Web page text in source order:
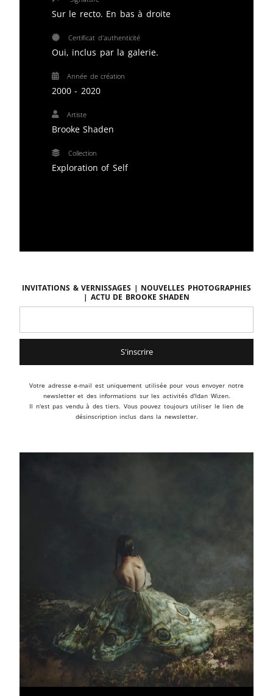
Sur le recto. En bas à droite
Certificat d'authenticité
Oui, inclus par la galerie.
Année de création
2000 - 2020
Artiste
Brooke Shaden
Collection
Exploration of Self
Invitations & vernissages | Nouvelles photographies
| Actu de BROOKE SHADEN
Votre adresse e-mail est uniquement utilisée pour vous envoyer notre
newsletter et des informations sur les activités d'Idan Wizen.
Il n'est pas vendu à des tiers. Vous pouvez toujours utiliser le lien de
désinscription inclus dans la newsletter.